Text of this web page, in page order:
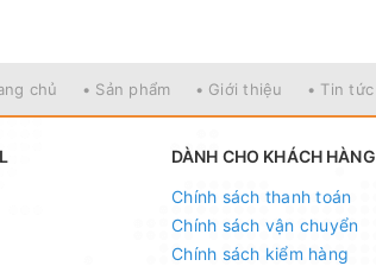
chủ • Sản phẩm • Giới thiệu • Tin tức
DÀNH CHO KHÁCH HÀNG
Chính sách thanh toán
Chính sách vận chuyển
Chính sách kiểm hàng